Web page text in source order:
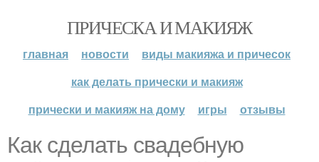
ПРИЧЕСКА И МАКИЯЖ
главная новости
виды макияжа и причесок
как делать прически и макияж
прически и макияж на дому
игры отзывы
Как сделать свадебную